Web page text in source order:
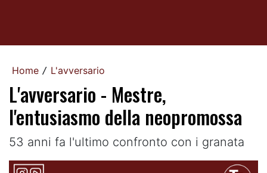
Home / L'avversario
L'avversario - Mestre,
l'entusiasmo della neopromossa
53 anni fa l'ultimo confronto con i granata